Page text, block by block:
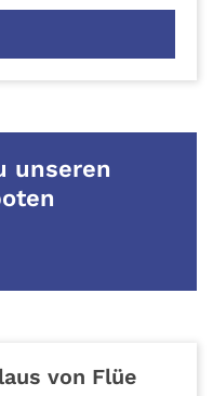
unseren
von Flüe